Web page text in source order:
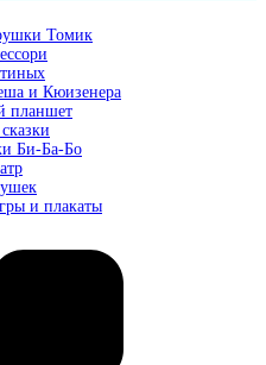
Томик
и Кюизенера
планшет
Би-Ба-Бо
и плакаты